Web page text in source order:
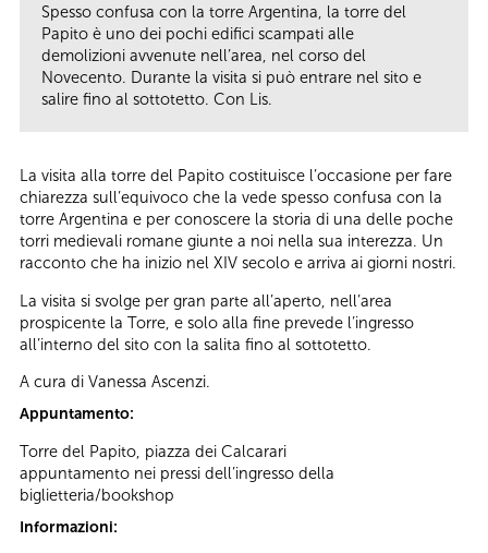
Spesso confusa con la torre Argentina, la torre del
Papito è uno dei pochi edifici scampati alle
demolizioni avvenute nell’area, nel corso del
Novecento. Durante la visita si può entrare nel sito e
salire fino al sottotetto. Con Lis.
La visita alla torre del Papito costituisce l’occasione per fare
chiarezza sull’equivoco che la vede spesso confusa con la
torre Argentina e per conoscere la storia di una delle poche
torri medievali romane giunte a noi nella sua interezza. Un
racconto che ha inizio nel XIV secolo e arriva ai giorni nostri.
La visita si svolge per gran parte all’aperto, nell’area
prospicente la Torre, e solo alla fine prevede l’ingresso
all’interno del sito con la salita fino al sottotetto.
A cura di Vanessa Ascenzi.
Appuntamento:
Torre del Papito, piazza dei Calcarari
appuntamento nei pressi dell’ingresso della
biglietteria/bookshop
Informazioni: